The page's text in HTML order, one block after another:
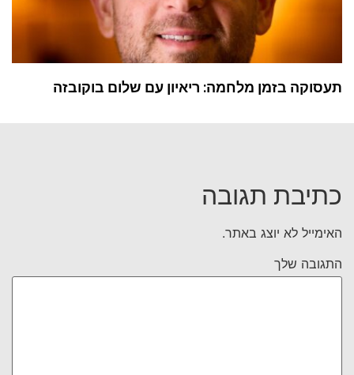
תעסוקה בזמן מלחמה: ריאיון עם שלום בוקובזה
כתיבת תגובה
האימייל לא יוצג באתר.
התגובה שלך